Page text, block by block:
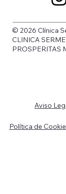
© 2026 Clínica
CLINICA
PROSPERITAS
Aviso
Política de